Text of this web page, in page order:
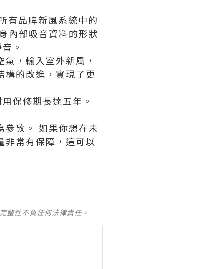
有品牌新風系統中的
內部吸音資料的形狀
。
，輸入室外新風，
構的改進，實現了更
保修期長達五年。
參攷。 如果你想在未
非常有保障，這可以
整性不負任何法律責任。